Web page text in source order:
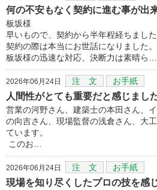
何の不安もなく契約に進む事が出
板坂様
早いもので、契約から半年程経ちました
契約の際は本当にお世話になりました。
板坂様の迅速な対応、決断力は素晴ら…
2026年06月24日 注 文 お手紙
人間性がとても重要だと感じまし
営業の河野さん、建築士の本田さん、
の向吉さん、現場監督の浅倉さん、大
ています。
このお…
2026年06月24日 注 文 お手紙
現場を知り尽くしたプロの技を感